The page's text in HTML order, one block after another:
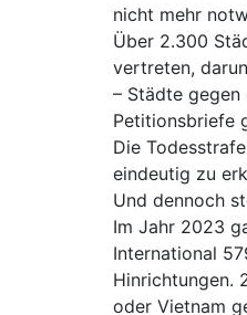
nicht mehr
Über 2.300
vertreten,
– Städte
Petitionsbriefe
Die
eindeutig zu
Und dennoch
Im Jahr 2023
International
Hinrichtungen.
oder Vietnam